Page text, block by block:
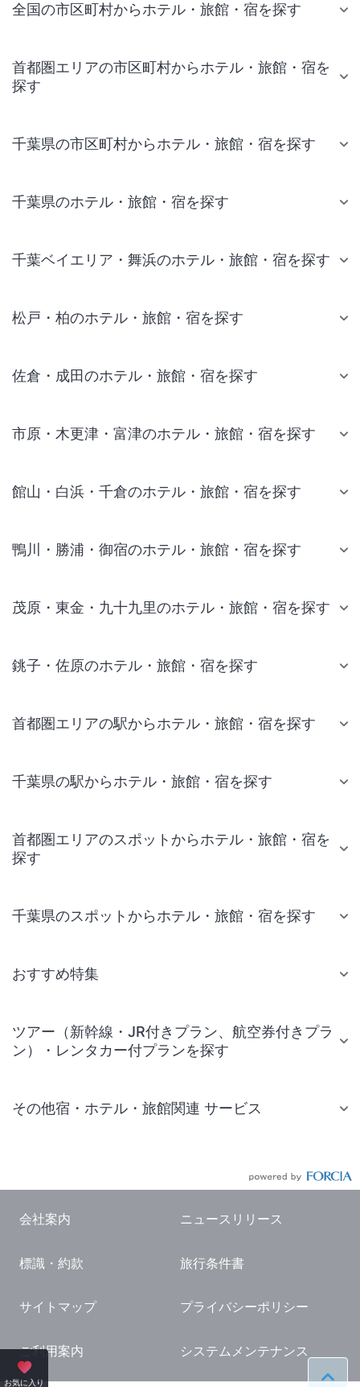
お気に入り ペー
全国の市区町村からホテル・旅館・宿を探す
首都圏エリアの市区町村からホテル・旅館・宿を
探す
千葉県の市区町村からホテル・旅館・宿を探す
千葉県のホテル・旅館・宿を探す
千葉ベイエリア・舞浜のホテル・旅館・宿を探す
松戸・柏のホテル・旅館・宿を探す
佐倉・成田のホテル・旅館・宿を探す
市原・木更津・富津のホテル・旅館・宿を探す
館山・白浜・千倉のホテル・旅館・宿を探す
鴨川・勝浦・御宿のホテル・旅館・宿を探す
茂原・東金・九十九里のホテル・旅館・宿を探す
銚子・佐原のホテル・旅館・宿を探す
首都圏エリアの駅からホテル・旅館・宿を探す
千葉県の駅からホテル・旅館・宿を探す
首都圏エリアのスポットからホテル・旅館・宿を
探す
千葉県のスポットからホテル・旅館・宿を探す
おすすめ特集
ツアー（新幹線・JR付きプラン、航空券付きプラ
ン）・レンタカー付プランを探す
その他宿・ホテル・旅館関連 サービス
国内観光ガイド
旅行・観光情報
会社案内 ニュースリリース
標識・約款 旅行条件書
サイトマップ プライバシーポリシー
ご利用案内 システムメンテナンス